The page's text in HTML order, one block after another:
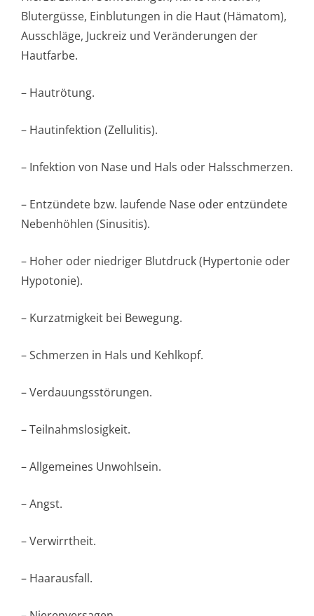
Blutergüsse, Einblutungen in die Haut (Hämatom),
Ausschläge, Juckreiz und Veränderungen der
Hautfarbe.
– Hautrötung.
– Hautinfektion (Zellulitis).
– Infektion von Nase und Hals oder Halsschmerzen.
– Entzündete bzw. laufende Nase oder entzündete
Nebenhöhlen (Sinusitis).
– Hoher oder niedriger Blutdruck (Hypertonie oder
Hypotonie).
– Kurzatmigkeit bei Bewegung.
– Schmerzen in Hals und Kehlkopf.
– Verdauungsstörun­gen.
– Teilnahmslosigkeit.
– Allgemeines Unwohlsein.
– Angst.
– Verwirrtheit.
– Haarausfall.